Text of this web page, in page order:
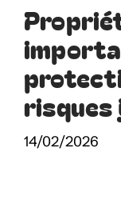
risques
14/02/2026